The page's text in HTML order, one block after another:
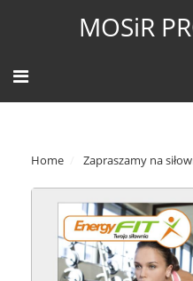
MOSiR
Home Zapraszamy na